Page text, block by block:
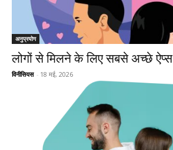
अनुप्रयोग
लोगों से मिलने के लिए सबसे अच्छे ऐप्स
विनीसियस - 18 मई, 2026